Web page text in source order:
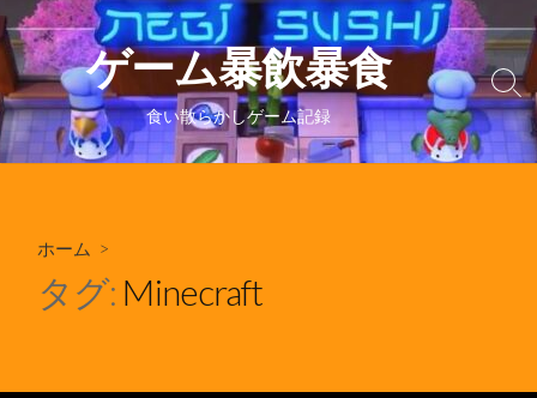
コ
ン
テ
ン
ツ
へ
ゲーム暴飲暴食
食い散らかしゲーム記録
検
索
り
ホーム >
タグ: Minecraft